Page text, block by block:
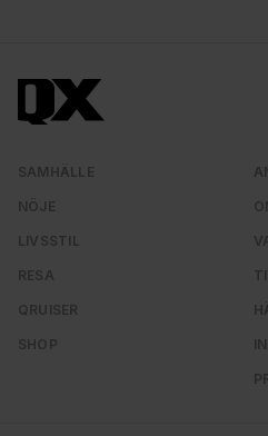
SAMHÄLLE
NÖJE
LIVSSTIL
RESA
QRUISER
SHOP